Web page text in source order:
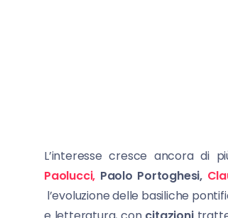
L’interesse cresce ancora di
Paolucci, Paolo Portoghesi,
l’evoluzione delle basiliche